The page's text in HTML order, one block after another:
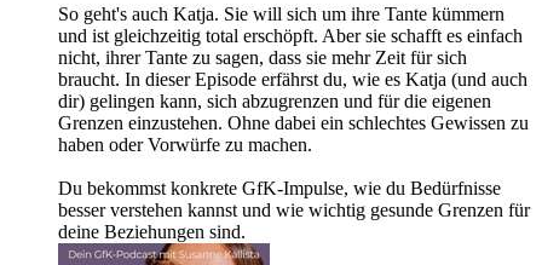
So geht's auch Katja. Sie will sich um ihre Tante kümmern
und ist gleichzeitig total erschöpft. Aber sie schafft es einfach
nicht, ihrer Tante zu sagen, dass sie mehr Zeit für sich
braucht. In dieser Episode erfährst du, wie es Katja (und auch
dir) gelingen kann, sich abzugrenzen und für die eigenen
Grenzen einzustehen. Ohne dabei ein schlechtes Gewissen zu
haben oder Vorwürfe zu machen.
Du bekommst konkrete GfK-Impulse, wie du Bedürfnisse
besser verstehen kannst und wie wichtig gesunde Grenzen für
deine Beziehungen sind.